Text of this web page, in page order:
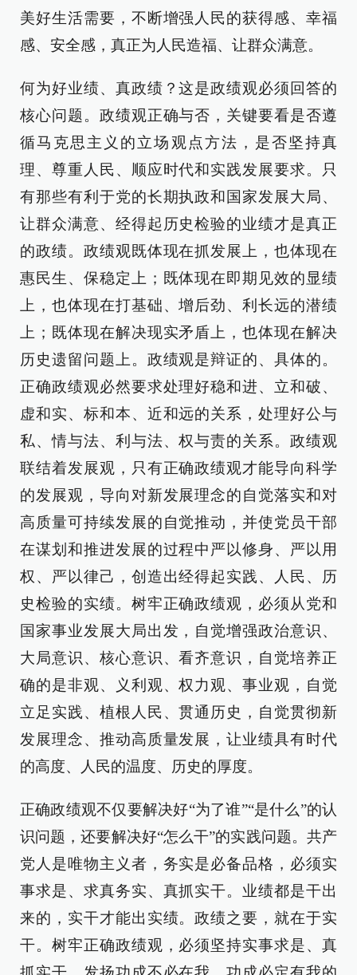
美好生活需要，不断增强人民的获得感、幸福
感、安全感，真正为人民造福、让群众满意。
何为好业绩、真政绩？这是政绩观必须回答的
核心问题。政绩观正确与否，关键要看是否遵
循马克思主义的立场观点方法，是否坚持真
理、尊重人民、顺应时代和实践发展要求。只
有那些有利于党的长期执政和国家发展大局、
让群众满意、经得起历史检验的业绩才是真正
的政绩。政绩观既体现在抓发展上，也体现在
惠民生、保稳定上；既体现在即期见效的显绩
上，也体现在打基础、增后劲、利长远的潜绩
上；既体现在解决现实矛盾上，也体现在解决
历史遗留问题上。政绩观是辩证的、具体的。
正确政绩观必然要求处理好稳和进、立和破、
虚和实、标和本、近和远的关系，处理好公与
私、情与法、利与法、权与责的关系。政绩观
联结着发展观，只有正确政绩观才能导向科学
的发展观，导向对新发展理念的自觉落实和对
高质量可持续发展的自觉推动，并使党员干部
在谋划和推进发展的过程中严以修身、严以用
权、严以律己，创造出经得起实践、人民、历
史检验的实绩。树牢正确政绩观，必须从党和
国家事业发展大局出发，自觉增强政治意识、
大局意识、核心意识、看齐意识，自觉培养正
确的是非观、义利观、权力观、事业观，自觉
立足实践、植根人民、贯通历史，自觉贯彻新
发展理念、推动高质量发展，让业绩具有时代
的高度、人民的温度、历史的厚度。
正确政绩观不仅要解决好“为了谁”“是什么”的认
识问题，还要解决好“怎么干”的实践问题。共产
党人是唯物主义者，务实是必备品格，必须实
事求是、求真务实、真抓实干。业绩都是干出
来的，实干才能出实绩。政绩之要，就在于实
干。树牢正确政绩观，必须坚持实事求是、真